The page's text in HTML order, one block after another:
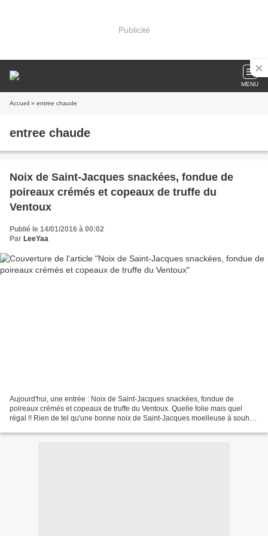
Publicité
MENU
Accueil » entree chaude
entree chaude
Noix de Saint-Jacques snackées, fondue de
poireaux crémés et copeaux de truffe du
Ventoux
Publié le 14/01/2016 à 00:02
Par LeeYaa
Aujourd'hui, une entrée : Noix de Saint-Jacques snackées, fondue de
poireaux crémés et copeaux de truffe du Ventoux. Quelle folie mais quel
régal !! Rien de tel qu'une bonne noix de Saint-Jacques moelleuse à souhait